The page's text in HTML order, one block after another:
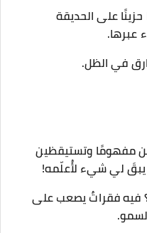
على الحديقة
عبرها.
في الظل.
مفهومًا وتستيقظين
يبقَ لي شيء لأُعلّمه!
فيه فقراتٌ يصعب على